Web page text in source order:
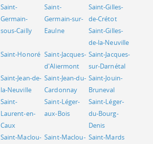
Saint-
Germain-
sous-Cailly
Saint-
Germain-sur-
Eaulne
Saint-Gilles-
de-Crétot
Saint-Gilles-
de-la-Neuville
Saint-Honoré Saint-Jacques-
d'Aliermont
Saint-Jacques-
sur-Darnétal
Saint-Jean-de-
la-Neuville
Saint-Jean-du-
Cardonnay
Saint-Jouin-
Bruneval
Saint-
Laurent-en-
Caux
Saint-Léger-
aux-Bois
Saint-Léger-
du-Bourg-
Denis
Saint-Maclou- Saint-Maclou- Saint-Mards